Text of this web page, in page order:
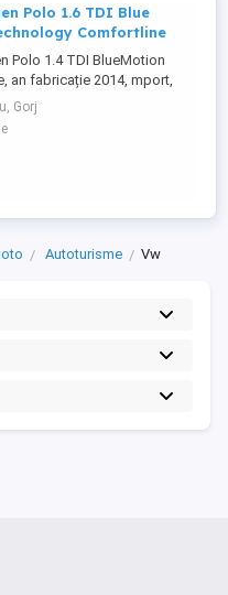
Polo 1.6 TDI Blue
Comfortline
Polo 1.4 TDI BlueMotion
an fabricație 2014, mport,
1.6 - 90 CP, cutie
car economic, consum mixt
(3.7 l 100 km), ideal pentru
Gorj
Autoturisme Vw